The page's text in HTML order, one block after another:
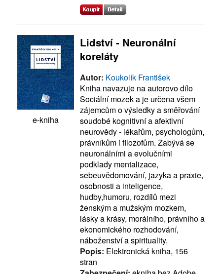
e-kniha
Lidství - Neuronální
koreláty
Autor: Koukolík František
Kniha navazuje na autorovo dílo
Sociální mozek a je určena všem
zájemcům o výsledky a směřování
soudobé kognitivní a afektivní
neurovědy - lékařům, psychologům,
právníkům i filozofům. Zabývá se
neuronálními a evolučními
podklady mentalizace,
sebeuvědomování, jazyka a praxie,
osobnosti a inteligence,
hudby,humoru, rozdílů mezi
ženským a mužským mozkem,
lásky a krásy, morálního, právního a
ekonomického rozhodování,
náboženství a spirituality.
Popis: Elektronická kniha, 156
stran